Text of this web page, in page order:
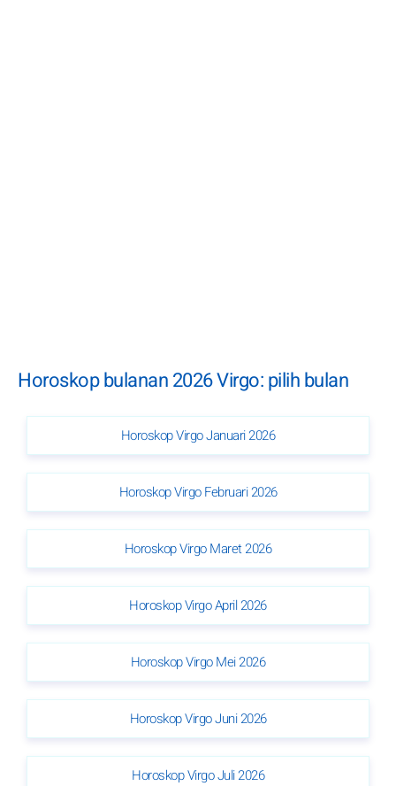
Horoskop bulanan 2026 Virgo: pilih bulan
Horoskop Virgo Januari 2026
Horoskop Virgo Februari 2026
Horoskop Virgo Maret 2026
Horoskop Virgo April 2026
Horoskop Virgo Mei 2026
Horoskop Virgo Juni 2026
Horoskop Virgo Juli 2026